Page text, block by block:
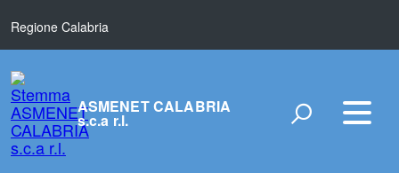
Regione Calabria
ASMENET CALABRIA
s.c.a r.l.